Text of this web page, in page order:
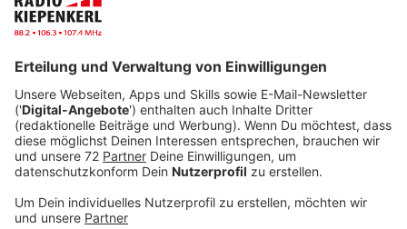
Ebenso wie die „echten“ Kekse enthalten auch sie
einen munteren Spruch. Kombiniert mit einem
persönlichen Gespräch, möchte die Schulsozialarbeit
für die Schülerinnen und Schüler ein
Unterstützungsangebot in der Corona-Krise bieten.
„Wir möchten für die Kinder und Jugendlichen ein